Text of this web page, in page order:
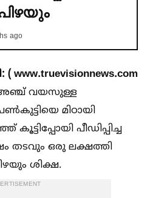
ago
( www.truevisionnews.com
വയസുള്ള
മിഠായി
പീഡിപ്പിച്ച
തടവും ഒരു ലക്ഷത്തി
ശിക്ഷ.